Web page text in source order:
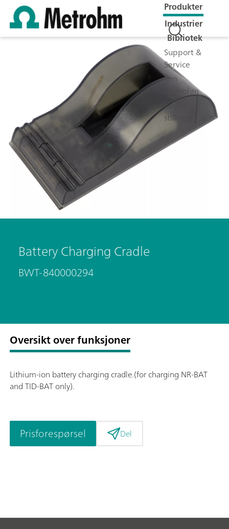
Produkter
Industrier
Bibliotek
Support &
Service
Om
Metrohm
Ledig
stilling
Battery Charging Cradle
BWT-840000294
Oversikt over funksjoner
Lithium-ion battery charging cradle.(for charging NR-BAT
and TID-BAT only).
Prisforespørsel Del